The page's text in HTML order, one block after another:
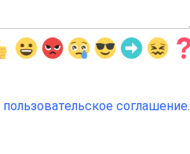
пользовательское соглашение.